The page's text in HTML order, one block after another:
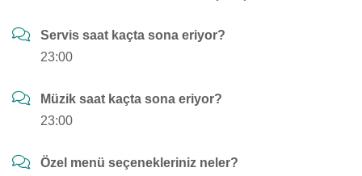
Servis saat kaçta sona eriyor?
23:00
Müzik saat kaçta sona eriyor?
23:00
Özel menü seçenekleriniz neler?